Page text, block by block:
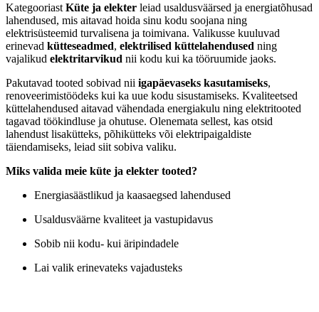
Kategooriast Küte ja elekter leiad usaldusväärsed ja energiatõhusad
lahendused, mis aitavad hoida sinu kodu soojana ning
elektrisüsteemid turvalisena ja toimivana. Valikusse kuuluvad
erinevad kütteseadmed, elektrilised küttelahendused ning
vajalikud elektritarvikud nii kodu kui ka tööruumide jaoks.
Pakutavad tooted sobivad nii igapäevaseks kasutamiseks,
renoveerimistöödeks kui ka uue kodu sisustamiseks. Kvaliteetsed
küttelahendused aitavad vähendada energiakulu ning elektritooted
tagavad töökindluse ja ohutuse. Olenemata sellest, kas otsid
lahendust lisakütteks, põhikütteks või elektripaigaldiste
täiendamiseks, leiad siit sobiva valiku.
Miks valida meie küte ja elekter tooted?
Energiasäästlikud ja kaasaegsed lahendused
Usaldusväärne kvaliteet ja vastupidavus
Sobib nii kodu- kui äripindadele
Lai valik erinevateks vajadusteks